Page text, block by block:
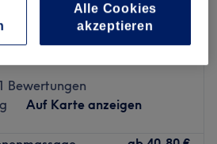
Barmbek einen Besuch ab.
dich auf deinem Weg in die
ist nur 1 Gehminute von
Bewertungen
Auf Karte anzeigen
Alle Cookies
akzeptieren